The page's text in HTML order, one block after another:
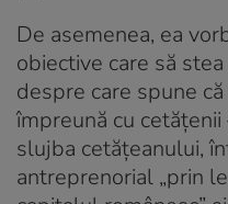
De asemenea, ea
obiective care să
despre care spune
împreună cu
slujba cetățeanului,
antreprenorial „prin